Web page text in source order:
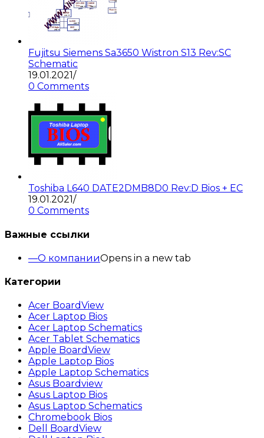
Fujitsu Siemens Sa3650 Wistron S13 Rev:SC
Schematic
19.01.2021/
0 Comments
Toshiba L640 DATE2DMB8D0 Rev:D Bios + EC
19.01.2021/
0 Comments
Важные ссылки
О компанииOpens in a new tab
Категории
Acer BoardView
Acer Laptop Bios
Acer Laptop Schematics
Acer Tablet Schematics
Apple BoardView
Apple Laptop Bios
Apple Laptop Schematics
Asus Boardview
Asus Laptop Bios
Asus Laptop Schematics
Chromebook Bios
Dell BoardView